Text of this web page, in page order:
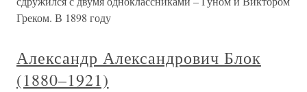
Греком. В 1898 году
Александр Александрович Блок
(1880–1921)